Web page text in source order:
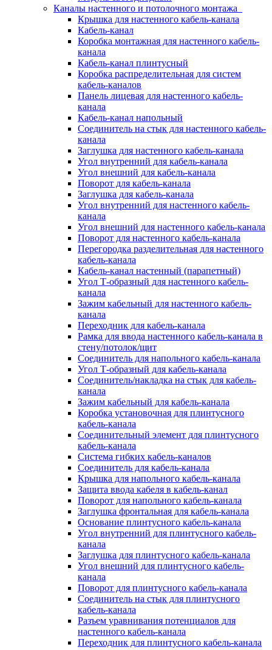
Каналы настенного и потолочного монтажа
Крышка для настенного кабель-канала
Кабель-канал
Коробка монтажная для настенного кабель-
канала
Кабель-канал плинтусный
Коробка распределительная для систем
кабель-каналов
Панель лицевая для настенного кабель-
канала
Кабель-канал напольный
Соединитель на стык для настенного кабель-
канала
Заглушка для настенного кабель-канала
Угол внутренний для кабель-канала
Угол внешний для кабель-канала
Поворот для кабель-канала
Заглушка для кабель-канала
Угол внутренний для настенного кабель-
канала
Угол внешний для настенного кабель-канала
Поворот для настенного кабель-канала
Перегородка разделительная для настенного
кабель-канала
Кабель-канал настенный (парапетный)
Угол Т-образный для настенного кабель-
канала
Зажим кабельный для настенного кабель-
канала
Переходник для кабель-канала
Рамка для ввода настенного кабель-канала в
стену/потолок/щит
Соединитель для напольного кабель-канала
Угол Т-образный для кабель-канала
Соединитель/накладка на стык для кабель-
канала
Зажим кабельный для кабель-канала
Коробка установочная для плинтусного
кабель-канала
Соединительный элемент для плинтусного
кабель-канала
Система гибких кабель-каналов
Соединитель для кабель-канала
Крышка для напольного кабель-канала
Защита ввода кабеля в кабель-канал
Поворот для напольного кабель-канала
Заглушка фронтальная для кабель-канала
Основание плинтусного кабель-канала
Угол внутренний для плинтусного кабель-
канала
Заглушка для плинтусного кабель-канала
Угол внешний для плинтусного кабель-
канала
Поворот для плинтусного кабель-канала
Соединитель на стык для плинтусного
кабель-канала
Разъем уравнивания потенциалов для
настенного кабель-канала
Переходник для плинтусного кабель-канала